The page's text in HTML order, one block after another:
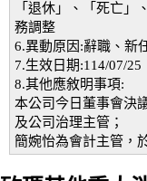
「退休」、「死亡」
務調整
6.異動原因:辭職、新
7.生效日期:114/07/25
8.其他應敘明事項:
本公司今日董事會決
及公司治理主管；
簡婉怡為會計主管，